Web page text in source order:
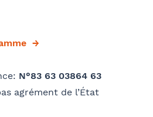
N°83 63 03864 63
agrément de l’État